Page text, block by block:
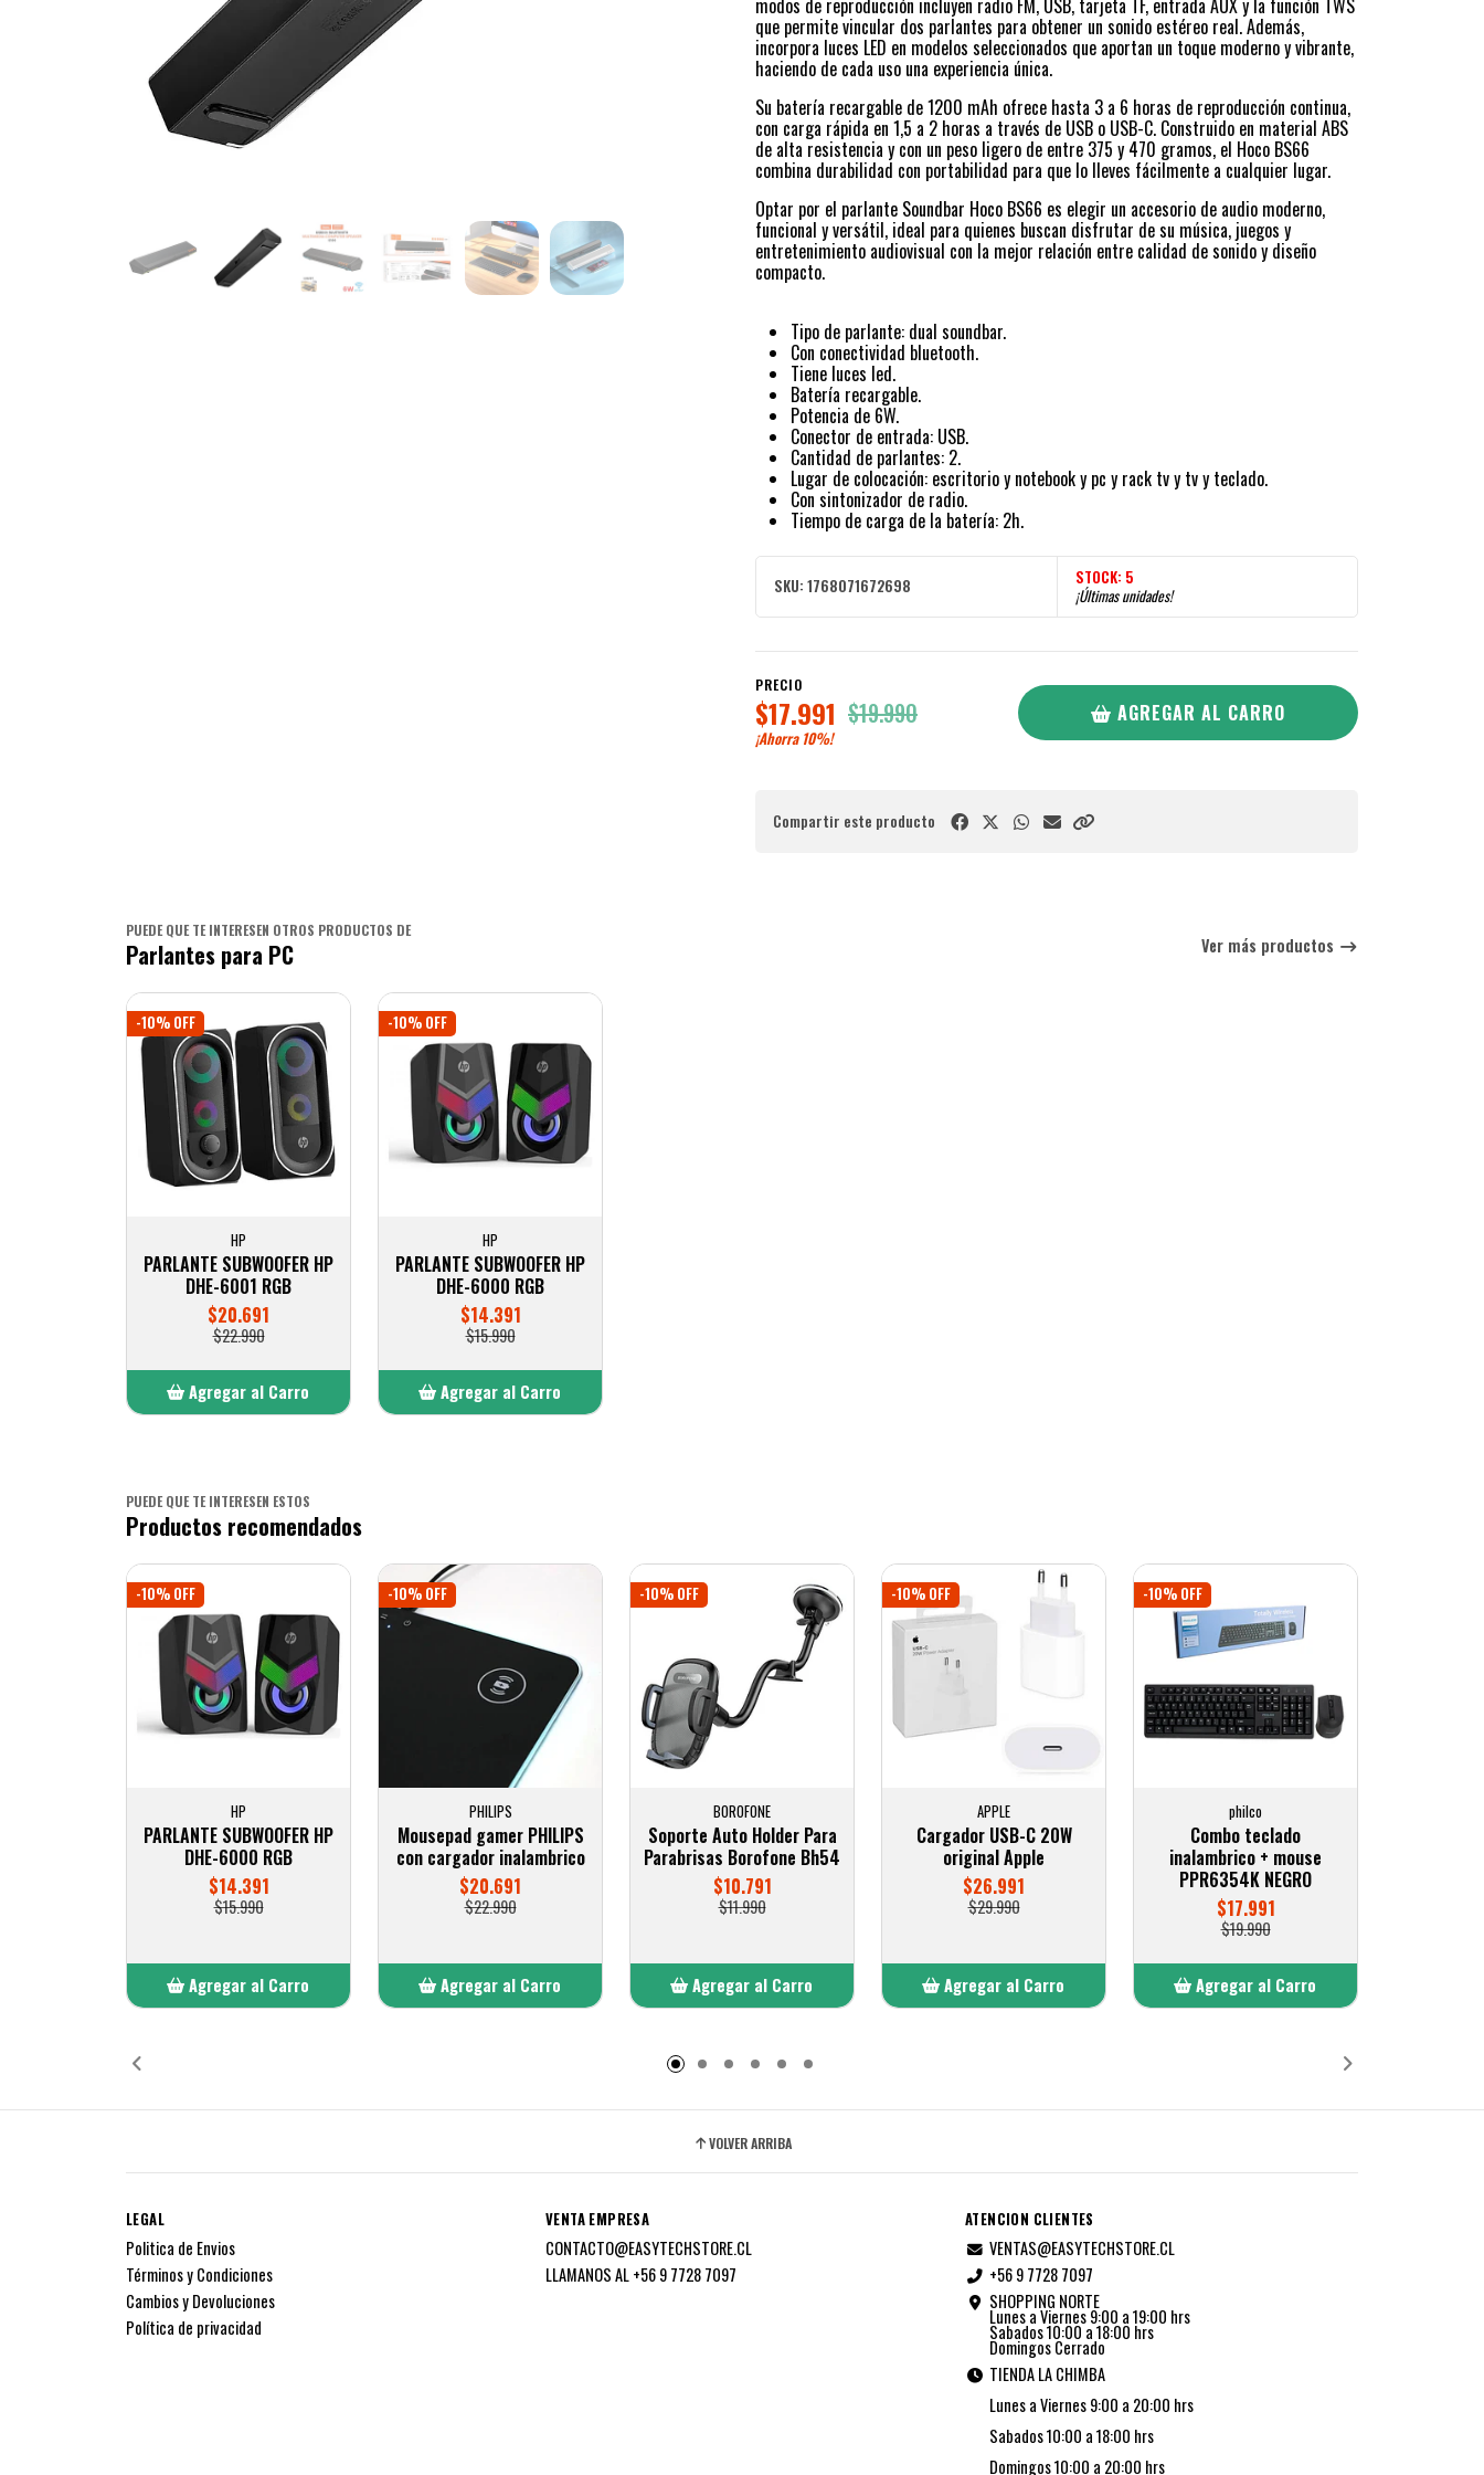
modos de reproducción incluyen radio FM, USB, tarjeta TF, entrada AUX y la función TWS
que permite vincular dos parlantes para obtener un sonido estéreo real. Además,
incorpora luces LED en modelos seleccionados que aportan un toque moderno y vibrante,
haciendo de cada uso una experiencia única.
Su batería recargable de 1200 mAh ofrece hasta 3 a 6 horas de reproducción continua,
con carga rápida en 1,5 a 2 horas a través de USB o USB-C. Construido en material ABS
de alta resistencia y con un peso ligero de entre 375 y 470 gramos, el Hoco BS66
combina durabilidad con portabilidad para que lo lleves fácilmente a cualquier lugar.
Optar por el parlante Soundbar Hoco BS66 es elegir un accesorio de audio moderno,
funcional y versátil, ideal para quienes buscan disfrutar de su música, juegos y
entretenimiento audiovisual con la mejor relación entre calidad de sonido y diseño
compacto.
Tipo de parlante: dual soundbar.
Con conectividad bluetooth.
Tiene luces led.
Batería recargable.
Potencia de 6W.
Conector de entrada: USB.
Cantidad de parlantes: 2.
Lugar de colocación: escritorio y notebook y pc y rack tv y tv y teclado.
Con sintonizador de radio.
Tiempo de carga de la batería: 2h.
SKU: 1768071672698 STOCK: 5
¡Últimas unidades!
PRECIO
$17.991 $19.990
¡Ahorra 10%!
AGREGAR AL CARRO
Compartir este producto
PUEDE QUE TE INTERESEN OTROS PRODUCTOS DE
Parlantes para PC Ver más productos
-10% OFF
HP
PARLANTE SUBWOOFER HP
DHE-6001 RGB
$20.691
$22.990
Agregar al Carro
-10% OFF
HP
PARLANTE SUBWOOFER HP
DHE-6000 RGB
$14.391
$15.990
Agregar al Carro
PUEDE QUE TE INTERESEN ESTOS
Productos recomendados
-10% OFF
HP
PARLANTE SUBWOOFER HP
DHE-6000 RGB
$14.391
$15.990
Agregar al Carro
-10% OFF
PHILIPS
Mousepad gamer PHILIPS
con cargador inalambrico
$20.691
$22.990
Agregar al Carro
-10% OFF
BOROFONE
Soporte Auto Holder Para
Parabrisas Borofone Bh54
$10.791
$11.990
Agregar al Carro
-10% OFF
APPLE
Cargador USB-C 20W
original Apple
$26.991
$29.990
Agregar al Carro
-10% OFF
philco
Combo teclado
inalambrico + mouse
PPR6354K NEGRO
$17.991
$19.990
Agregar al Carro
VOLVER ARRIBA
LEGAL
Politica de Envios
Términos y Condiciones
Cambios y Devoluciones
Política de privacidad
VENTA EMPRESA
CONTACTO@EASYTECHSTORE.CL
LLAMANOS AL +56 9 7728 7097
ATENCION CLIENTES
VENTAS@EASYTECHSTORE.CL
+56 9 7728 7097
SHOPPING NORTE
Lunes a Viernes 9:00 a 19:00 hrs
Sabados 10:00 a 18:00 hrs
Domingos Cerrado
TIENDA LA CHIMBA
Lunes a Viernes 9:00 a 20:00 hrs
Sabados 10:00 a 18:00 hrs
Domingos 10:00 a 20:00 hrs